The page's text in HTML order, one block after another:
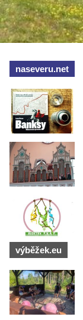
naseveru.net
výběžek.eu